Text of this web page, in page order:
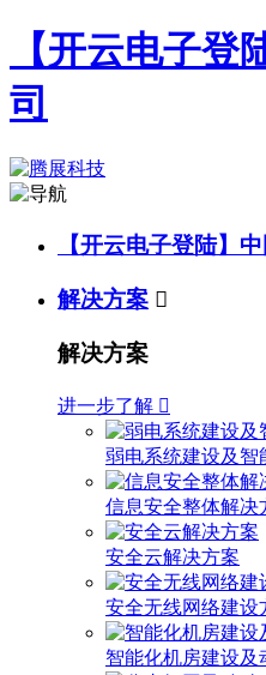
【开云电子登
司
【开云电子登陆】
解决方案 
解决方案
进一步了解 
弱电系统建设及智
信息安全整体解决
安全云解决方案
安全无线网络建设
智能化机房建设及